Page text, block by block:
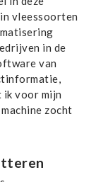
vleessoorten
in de
van
ik voor mijn
zocht